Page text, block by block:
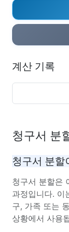
계산 기록
청구서 분
청구서 분할
청구서 분할은
과정입니다. 이
구, 가족 또는
상황에서 사용